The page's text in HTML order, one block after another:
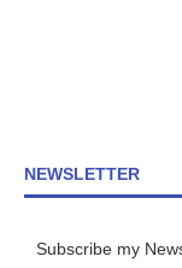
NEWSLETTER
Subscribe my